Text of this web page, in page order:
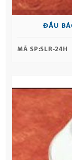
ĐẦU
MÃ SP:SLR-24H